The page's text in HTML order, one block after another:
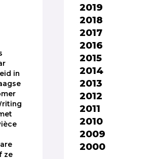
in
ze
2019
2018
2017
2016
2015
2014
2013
2012
2011
2010
2009
2000